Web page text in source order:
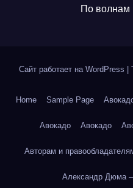
По волнам
Сайт работает на WordPress
Home Sample Page
Авокадо Авокадо
Авторам и
Александр Дюма